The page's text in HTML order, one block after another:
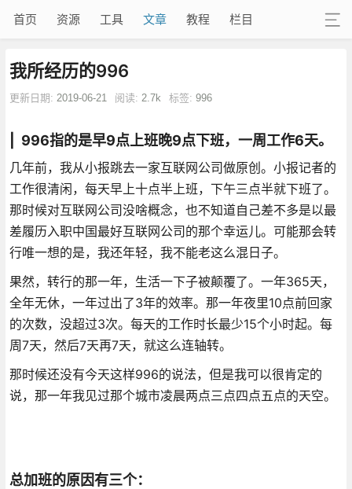
首页 资源 工具 文章 教程 栏目
我所经历的996
更新日期: 2019-06-21 阅读: 2.7k 标签: 996
| 996指的是早9点上班晚9点下班，一周工作6天。
几年前，我从小报跳去一家互联网公司做原创。小报记者的
工作很清闲，每天早上十点半上班，下午三点半就下班了。
那时候对互联网公司没啥概念，也不知道自己差不多是以最
差履历入职中国最好互联网公司的那个幸运儿。可能那会转
行唯一想的是，我还年轻，我不能老这么混日子。
果然，转行的那一年，生活一下子被颠覆了。一年365天，
全年无休，一年过出了3年的效率。那一年夜里10点前回家
的次数，没超过3次。每天的工作时长最少15个小时起。每
周7天，然后7天再7天，就这么连轴转。
那时候还没有今天这样996的说法，但是我可以很肯定的
说，那一年我见过那个城市凌晨两点三点四点五点的天空。
总加班的原因有三个：